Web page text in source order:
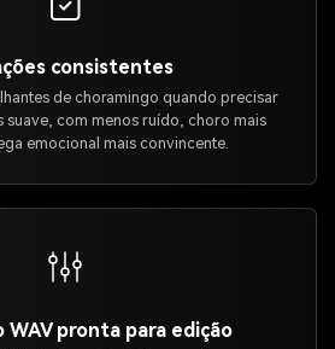
consistentes
de choramingo quando precisar
suave, com menos ruído, choro mais
emocional mais convincente.
WAV pronta para edição